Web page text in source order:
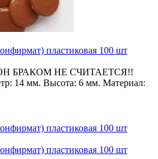
пластиковая 100 шт
БРАКОМ НЕ СЧИТАЕТСЯ!!
14 мм. Высота: 6 мм. Материал:
пластиковая 100 шт
пластиковая 100 шт